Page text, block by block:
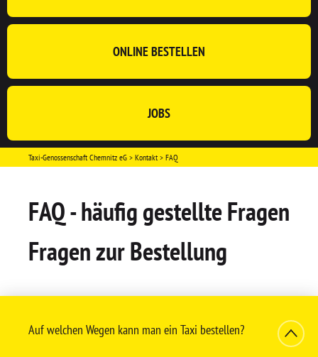
ONLINE BESTELLEN
JOBS
Taxi-Genossenschaft Chemnitz eG Kontakt FAQ
FAQ - häufig gestellte Fragen
Fragen zur Bestellung
Auf welchen Wegen kann man ein Taxi bestellen?